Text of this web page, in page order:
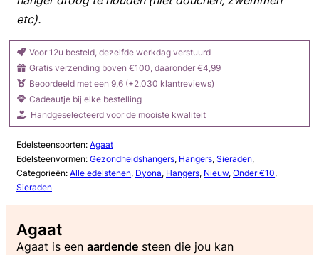
etc).
Voor 12u besteld, dezelfde werkdag verstuurd
Gratis verzending boven €100, daaronder €4,99
Beoordeeld met een 9,6 (+2.030 klantreviews)
Cadeautje bij elke bestelling
Handgeselecteerd voor de mooiste kwaliteit
Edelsteensoorten: Agaat
Edelsteenvormen: Gezondheidshangers, Hangers, Sieraden,
Categorieën: Alle edelstenen, Dyona, Hangers, Nieuw, Onder €10,
Sieraden
Agaat
Agaat is een aardende steen die jou kan